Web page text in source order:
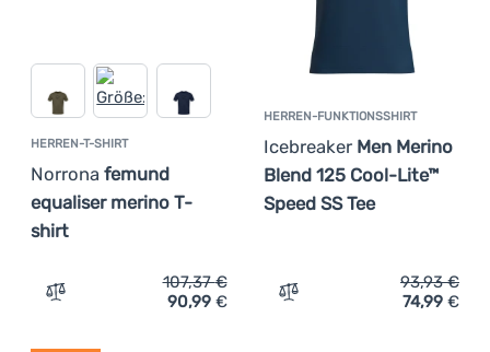
HERREN-T-SHIRT
Norrona femund
equaliser merino T-
shirt
Zum Vergleich 'Herren-T-Shirt Norrona femund
107,37€
90,99 €
HERREN-FUNKTIONSSHIRT
Icebreaker Men Merino
Blend 125 Cool-Lite™
Speed SS Tee
Zum Vergleich 'Herren-
93,93€
74,99 €